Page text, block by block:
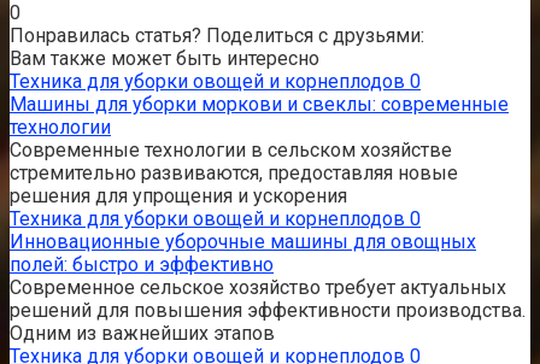
0
Понравилась статья? Поделиться с друзьями:
Вам также может быть интересно
Техника для уборки овощей и корнеплодов 0
Машины для уборки моркови и свеклы: современные
технологии
Современные технологии в сельском хозяйстве
стремительно развиваются, предоставляя новые
решения для упрощения и ускорения
Техника для уборки овощей и корнеплодов 0
Инновационные уборочные машины для овощных
полей: быстро и эффективно
Современное сельское хозяйство требует актуальных
решений для повышения эффективности производства.
Одним из важнейших этапов
Техника для уборки овощей и корнеплодов 0